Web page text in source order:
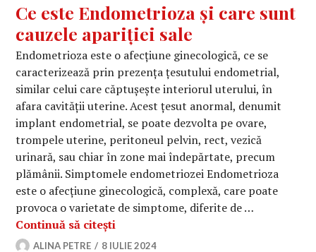
Ce este Endometrioza și care sunt
cauzele apariției sale
Endometrioza este o afecțiune ginecologică, ce se
caracterizează prin prezența țesutului endometrial,
similar celui care căptușește interiorul uterului, în
afara cavității uterine. Acest țesut anormal, denumit
implant endometrial, se poate dezvolta pe ovare,
trompele uterine, peritoneul pelvin, rect, vezică
urinară, sau chiar în zone mai îndepărtate, precum
plămânii. Simptomele endometriozei Endometrioza
este o afecțiune ginecologică, complexă, care poate
provoca o varietate de simptome, diferite de …
Continuă să citești
ALINA PETRE 8 IULIE 2024